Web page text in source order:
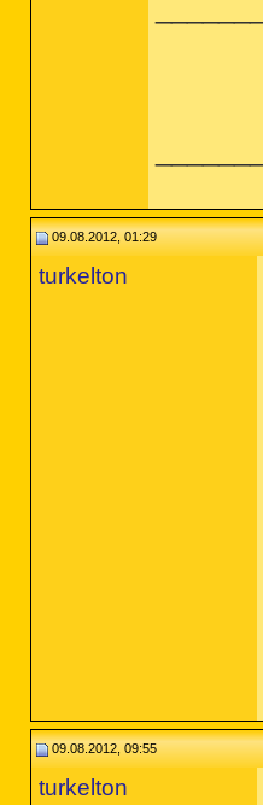
09.08.2012, 01:29
turkelton
09.08.2012, 09:55
turkelton